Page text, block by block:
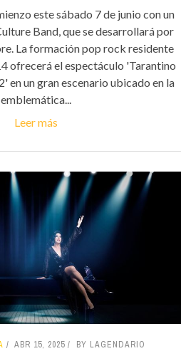
este sábado 7 de junio con un
Band, que se desarrollará por
La formación pop rock residente
ofrecerá el espectáculo 'Tarantino
en un gran escenario ubicado en la
emblemática...
Leer más
ABR 15, 2025 BY LAGENDARIO